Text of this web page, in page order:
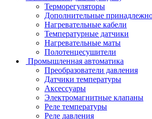
Терморегуляторы
Дополнительные
Нагревательные кабели
Температурные датчики
Нагревательные маты
Полотенцесушители
Промышленная автоматика
Преобразователи давления
Датчики температуры
Аксессуары
Электромагнитные клапаны
Реле температуры
Реле давления